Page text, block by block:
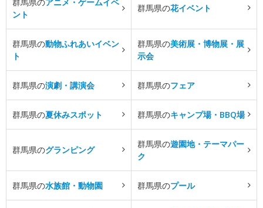
ント
群馬県の花イベント
群馬県の動物ふれあいイベン
ト
群馬県の美術展・博物展・展
示会
群馬県の演劇・講演会 群馬県のフェア
群馬県の夏休みスポット 群馬県のキャンプ場・BBQ場
群馬県のグランピング
群馬県の遊園地・テーマパー
ク
群馬県の水族館・動物園 群馬県のプール